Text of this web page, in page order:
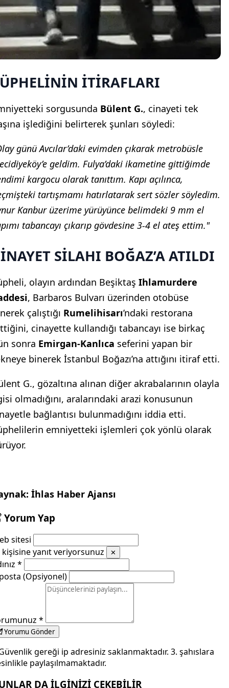
İTİRAFLARI
sorgusunda Bülent G., cinayeti tek
işlediğini belirterek şunları söyledi:
günü Avcılar’daki evimden çıkarak metrobüsle
geldim. Fulya’daki ikametine gittiğimde
kargocu olarak tanıttım. Kapı açılınca,
tartışmamı hatırlatarak sert sözler söyledim.
Kanbur üzerime yürüyünce belimdeki 9 mm el
tabancayı çıkarıp gövdesine 3-4 el ateş ettim."
SİLAHI BOĞAZ’A ATILDI
olayın ardından Beşiktaş Ihlamurdere
, Barbaros Bulvarı üzerinden otobüse
çalıştığı Rumelihisarı’ndaki restorana
cinayette kullandığı tabancayı ise birkaç
sonra Emirgan-Kanlıca seferini yapan bir
binerek İstanbul Boğazı’na attığını itiraf etti.
G., gözaltına alınan diğer akrabalarının olayla
olmadığını, aralarındaki arazi konusunun
bağlantısı bulunmadığını iddia etti.
emniyetteki işlemleri çok yönlü olarak
İhlas Haber Ajansı
Yorum Yap
sitesi
kişisine yanıt veriyorsunuz
✕
*
(Opsiyonel)
*
Yorumu Gönder
gereği ip adresiniz saklanmaktadır. 3. şahıslara
paylaşılmamaktadır.
DA İLGİNİZİ ÇEKEBİLİR